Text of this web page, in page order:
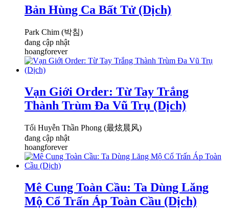
Bản Hùng Ca Bất Tử (Dịch)
Park Chim (박침)
đang cập nhật
hoangforever
Vạn Giới Order: Từ Tay Trắng
Thành Trùm Đa Vũ Trụ (Dịch)
Tối Huyễn Thần Phong (最炫晨风)
đang cập nhật
hoangforever
Mê Cung Toàn Cầu: Ta Dùng Lăng
Mộ Cổ Trấn Áp Toàn Cầu (Dịch)